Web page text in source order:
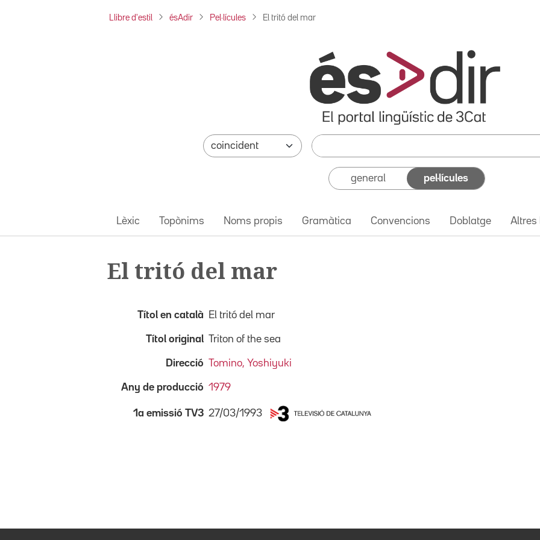
Llibre d'estil ésAdir Pel·lícules El tritó del mar
general pel·lícules
Lèxic Topònims Noms propis Gramàtica Convencions Doblatge Altres
El tritó del mar
Títol en català El tritó del mar
Títol original Triton of the sea
Direcció Tomino, Yoshiyuki
Any de producció 1979
1a emissió TV3 27/03/1993